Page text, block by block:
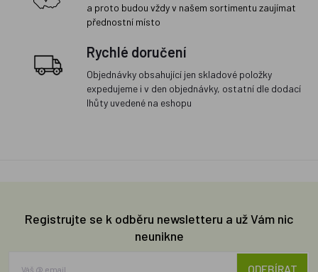
a proto budou vždy v našem sortimentu zaujímat
přednostní místo
Rychlé doručení
Objednávky obsahující jen skladové položky
expedujeme i v den objednávky, ostatní dle dodací
lhůty uvedené na eshopu
Registrujte se k odběru newsletteru a už Vám nic
neunikne
ODEBÍRAT